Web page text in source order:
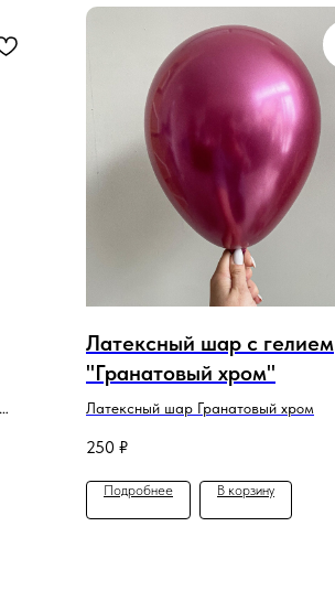
Латексный шар с гелием
"Гранатовый хром"
Латексный шар Гранатовый хром
250 ₽
Подробнее В корзину